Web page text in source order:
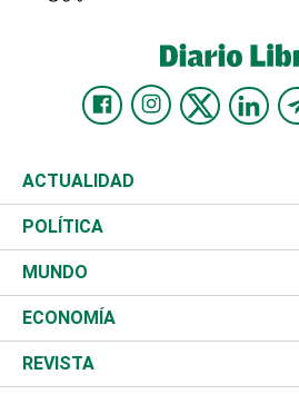
ACTUALIDAD
Nacional
Ciudad
Educación
Salud
POLÍTICA
Partidos
JCE
TSE
MUNDO
Estados Unidos
América Latina
ECONOMÍA
Finanzas
REVISTA